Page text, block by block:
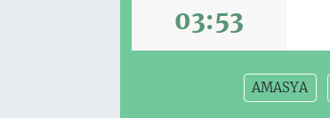
03:53
AMASYA